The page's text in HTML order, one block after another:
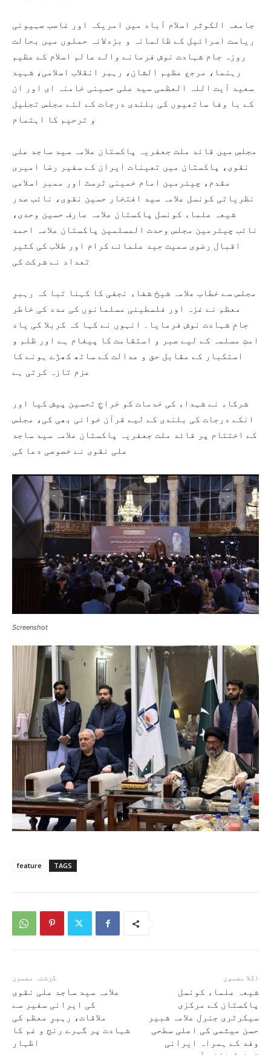
جامعہ الکوثر اسلام آباد میں امریکہ اور غاصب صہیونی
ریاست اسرائیل کے ظالمانہ و بزدلانہ حملوں میں بحالت
روزہ جام شہادت نوش فرمانے والے عالم اسلام کے عظیم
رہنما، مرجع عظیم الشان، رہبر انقلاب اسلامی، شہید
سعید آیت اللہ العظمی سید علی حسینی خامنہ ای اور ان
کے با وفا ساتھیوں کی بلندی درجات کے لئے مجلس تجلیل
و ترحیم کا اہتمام
مجلس میں قائد ملت جعفریہ پاکستان علامہ سید ساجد علی
نقوی، پاکستان میں تعینات ایران کے سفیر رضا امیری
مقدم، چیئرمین امام خمینی ٹرسٹ اور ممبر اسلامی
نظریاتی کونسل علامہ سید افتخار حسین نقوی، نائب صدر
شیعہ علماء کونسل پاکستان علامہ عارف حسین وحدی،
نائب چیئرمین مجلس وحدت المسلمین پاکستان علامہ احمد
اقبال رضوی سمیت جید علمائے کرام اور طلاب کی کثیر
تعداد نے شرکت کی
مجلس سے خطاب علامہ شیخ شفاء نجفی کا کہنا تبا کہ رہبرِ
معظم نے غزہ اور فلسطینی مسلمانوں کی مدد کی خاطر
جامِ شہادت نوش فرمایا۔ انہوں نے کہا کہ کربلا کی یاد
امتِ مسلمہ کے لیے صبر و استقامت کا پیغام ہے اور ظلم و
استکبار کے مقابل حق و عدالت کے ساتھ کھڑے ہونے کا
عزم تازہ کرتی ہے
شرکاء نے شہداء کی خدمات کو خراجِ تحسین پیش کیا اور
انکے درجات کی بلندی کے لیے قرآن خوانی بھی کی، مجلس
کے اختتام پر قائد ملت جعفریہ پاکستان علامہ سید ساجد
علی نقوی نے خصوصی دعا کی
Screenshot
TAGS
feature
گزشتہ مضمون
علامہ سید ساجد علی نقوی
کی ایرانی سفیر سے
ملاقات، رہبرِ معظم کی
شہادت پر گہرے رنج و غم کا
اظہار
اگلا مضمون
شیعہ علماء کونسل
پاکستان کے مرکزی
سیکرٹری جنرل علامہ شبیر
حسن میثمی کی اعلی سطحی
وفد کے ہمراہ ایرانی